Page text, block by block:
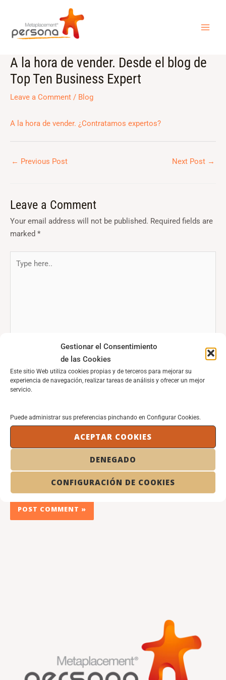
Gestionar el Consentimiento
de las Cookies
Este sitio Web utiliza cookies propias y de terceros para mejorar su
experiencia de navegación, realizar tareas de análisis y ofrecer un mejor
servicio.
Puede administrar sus preferencias pinchando en Configurar Cookies.
ACEPTAR COOKIES
DENEGADO
CONFIGURACIÓN DE COOKIES
content
A la hora de vender. Desde el blog de
Top Ten Business Expert
Leave a Comment / Blog
A la hora de vender. ¿Contratamos expertos?
Post
navigation
← Previous Post Next Post →
Leave a Comment
Your email address will not be published. Required fields are
marked *
here..
Name*
Email*
Website
Save my name, email, and website in this browser for the
next time I comment.